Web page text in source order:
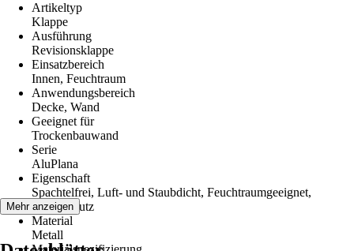
Artikeltyp
Klappe
Ausführung
Revisionsklappe
Einsatzbereich
Innen, Feuchtraum
Anwendungsbereich
Decke, Wand
Geeignet für
Trockenbauwand
Serie
AluPlana
Eigenschaft
Spachtelfrei, Luft- und Staubdicht, Feuchtraumgeeignet,
Schallschutz
Material
Metall
Mehr anzeigen